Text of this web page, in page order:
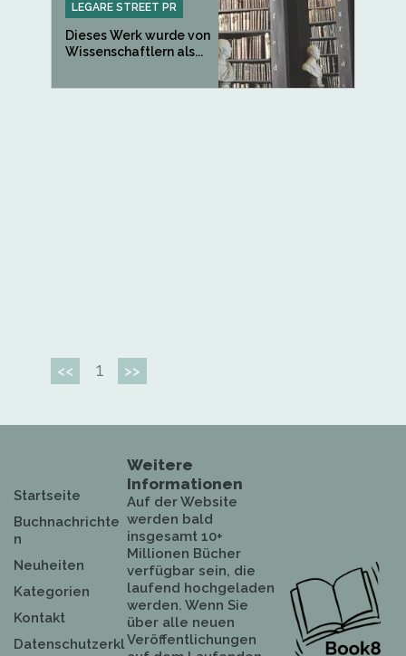
LEGARE STREET PR
Dieses Werk wurde von
Wissenschaftlern als...
<< 1 >>
Startseite
Buchnachrichte
n
Neuheiten
Kategorien
Kontakt
Datenschutzerkl
Weitere
Informationen
Auf der Website
werden bald
insgesamt 10+
Millionen Bücher
verfügbar sein, die
laufend hochgeladen
werden. Wenn Sie
über alle neuen
Veröffentlichungen